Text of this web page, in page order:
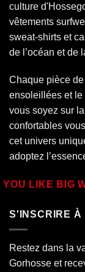
culture
vêtements
sweat-shirts et
de l’océan et de
Chaque pièce
ensoleillées et le
vous soyez sur
confortables
cet univers
adoptez
YOU LIKE BIG
S'INSCRIRE À
Restez dans la
Gorhosse et